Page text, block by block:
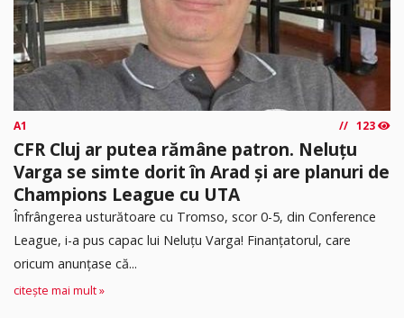
A1 123
CFR Cluj ar putea rămâne patron. Neluțu
Varga se simte dorit în Arad și are planuri de
Champions League cu UTA
Înfrângerea usturătoare cu Tromso, scor 0-5, din Conference
League, i-a pus capac lui Neluțu Varga! Finanțatorul, care
oricum anunțase că...
citește mai mult »